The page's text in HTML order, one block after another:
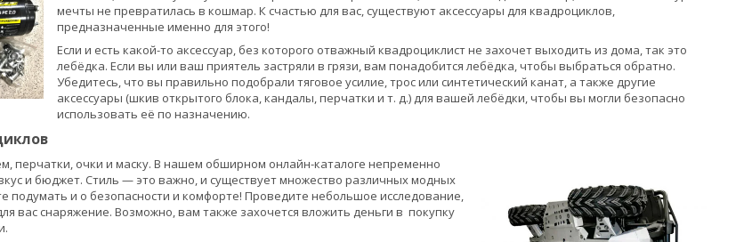
мечты не превратилась в кошмар. К счастью для вас, существуют аксессуары для квадроциклов,
предназначенные именно для этого!
Если и есть какой-то аксессуар, без которого отважный квадроциклист не захочет выходить из дома, так это
лебёдка. Если вы или ваш приятель застряли в грязи, вам понадобится лебёдка, чтобы выбраться обратно.
Убедитесь, что вы правильно подобрали тяговое усилие, трос или синтетический канат, а также другие
аксессуары (шкив открытого блока, кандалы, перчатки и т. д.) для вашей лебёдки, чтобы вы могли безопасно
использовать её по назначению.
перчатки, очки и маску. В нашем обширном онлайн-каталоге непременно
и бюджет. Стиль — это важно, и существует множество различных модных
подумать и о безопасности и комфорте! Проведите небольшое исследование,
вас снаряжение. Возможно, вам также захочется вложить деньги в покупку